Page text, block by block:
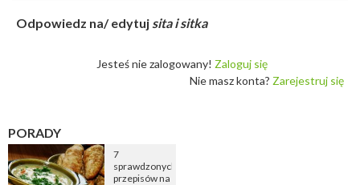
Odpowiedz na/ edytuj sita i sitka
Jesteś nie zalogowany! Zaloguj się
Nie masz konta? Zarejestruj się
PORADY
7
sprawdzonych
przepisów na